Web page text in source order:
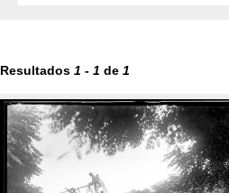
Resultados 1 - 1 de 1